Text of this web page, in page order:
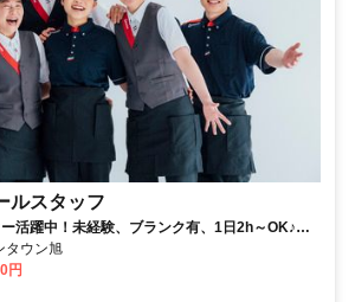
ルスタッフ
活躍中！未経験、ブランク有、1日2h～OK♪み
仕事★
ウン旭
円